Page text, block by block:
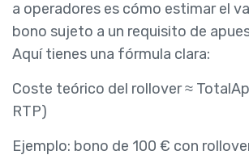
a operadores es cómo estimar el
bono sujeto a un requisito de
Aquí tienes una fórmula clara:
Coste teórico del rollover ≈
RTP)
Ejemplo: bono de 100 € con